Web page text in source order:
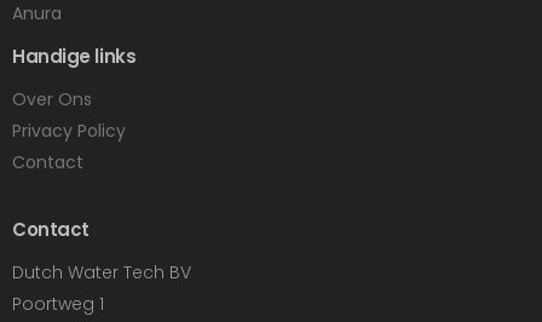
Anura
Handige links
Over Ons
Privacy Policy
Contact
Contact
Dutch Water Tech BV
Poortweg 1